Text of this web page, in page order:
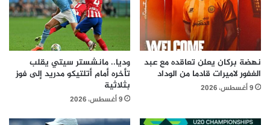
نهضة بركان يعلن تعاقده مع عبد
الغفور لاميرات قادما من الوداد
9 أغسطس، 2026
وديا.. مانشستر سيتي يقلب
تأخره أمام أتلتيكو مدريد إلى فوز
بثلاثية
9 أغسطس، 2026